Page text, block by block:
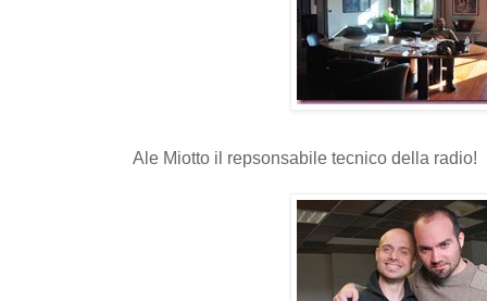
Ale Miotto il repsonsabile tecnico della radio!